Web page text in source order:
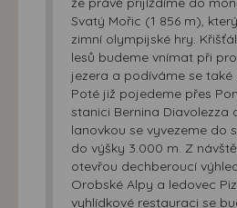
Svatý Mořic (1 856 m),
zimní olympijské hry.
lesů budeme vnímat při
jezera a podíváme se také
Poté již pojedeme přes
stanici Bernina Diavolezza
lanovkou se vyvezeme do
do výšky 3.000 m. Z
otevřou dechberoucí
Orobské Alpy a ledovec
vyhlídkové restauraci se